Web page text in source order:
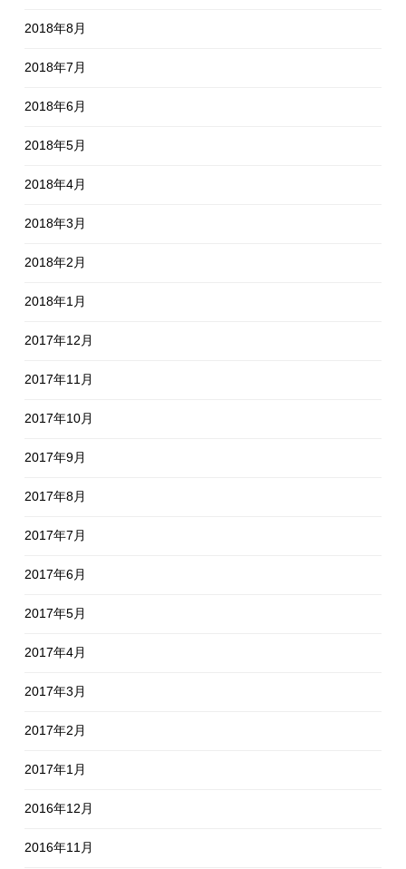
2018年8月
2018年7月
2018年6月
2018年5月
2018年4月
2018年3月
2018年2月
2018年1月
2017年12月
2017年11月
2017年10月
2017年9月
2017年8月
2017年7月
2017年6月
2017年5月
2017年4月
2017年3月
2017年2月
2017年1月
2016年12月
2016年11月